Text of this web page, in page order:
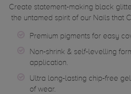
Create statement-making black
the untamed spirit of our Nails that
Premium pigments for easy
Non-shrink & self-levelling
application.
Ultra long-lasting chip-free
of wear.